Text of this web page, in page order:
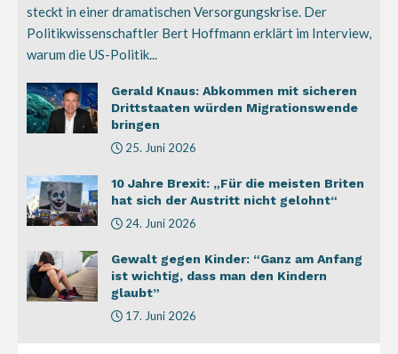
steckt in einer dramatischen Versorgungskrise. Der
Politikwissenschaftler Bert Hoffmann erklärt im Interview,
warum die US-Politik...
Gerald Knaus: Abkommen mit sicheren
Drittstaaten würden Migrationswende
bringen
25. Juni 2026
10 Jahre Brexit: „Für die meisten Briten
hat sich der Austritt nicht gelohnt“
24. Juni 2026
Gewalt gegen Kinder: “Ganz am Anfang
ist wichtig, dass man den Kindern
glaubt”
17. Juni 2026